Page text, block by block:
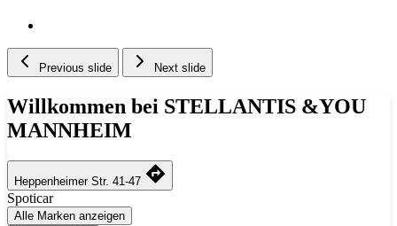
Previous slide Next slide
Willkommen bei STELLANTIS &YOU
MANNHEIM
Heppenheimer Str. 41-47
Spoticar
Alle Marken anzeigen